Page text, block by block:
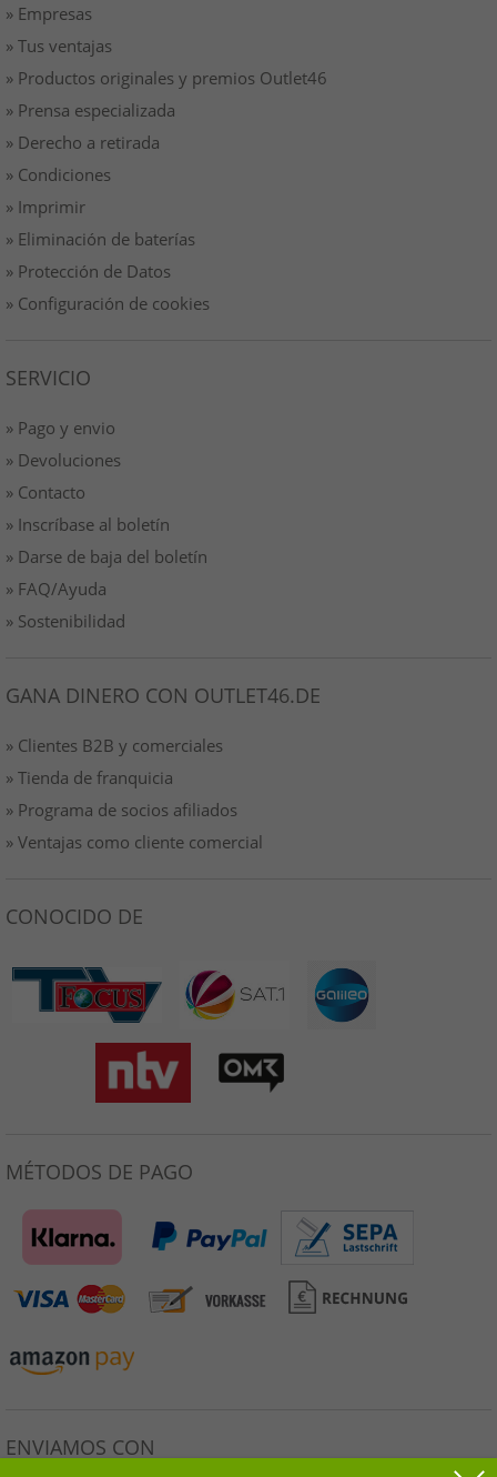
» Empresas
» Tus ventajas
» Productos originales y premios Outlet46
» Prensa especializada
» Derecho a retirada
» Condiciones
» Imprimir
» Eliminación de baterías
» Protección de Datos
» Configuración de cookies
SERVICIO
» Pago y envio
» Devoluciones
» Contacto
» Inscríbase al boletín
» Darse de baja del boletín
» FAQ/Ayuda
» Sostenibilidad
GANA DINERO CON OUTLET46.DE
» Clientes B2B y comerciales
» Tienda de franquicia
» Programa de socios afiliados
» Ventajas como cliente comercial
CONOCIDO DE
MÉTODOS DE PAGO
ENVIAMOS CON